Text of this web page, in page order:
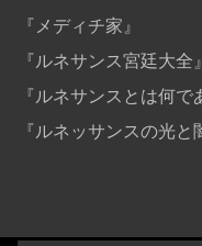
『メディチ家』
『ルネサンス宮廷大全』
『ルネサンスとは何で
『ルネッサンスの光と